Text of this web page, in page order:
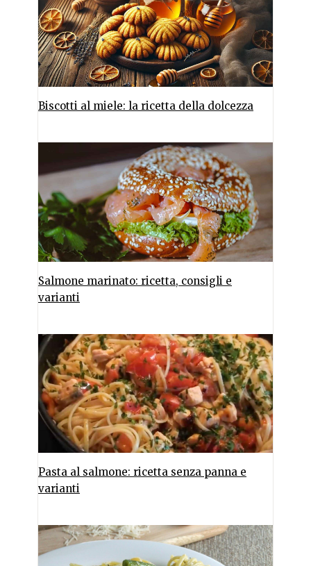
Biscotti al miele: la ricetta della dolcezza
Salmone marinato: ricetta, consigli e
varianti
Pasta al salmone: ricetta senza panna e
varianti